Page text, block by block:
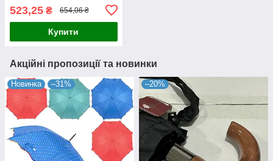
523,25 ₴ 654,06 ₴
Купити
Акційні пропозиції та новинки
Новинка –31% –20%